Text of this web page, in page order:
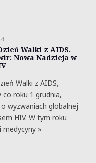
Walki z AIDS.
Nowa Nadzieja w
Walki z AIDS,
co roku 1 grudnia,
wyzwaniach globalnej
HIV. W tym roku
medycyny »